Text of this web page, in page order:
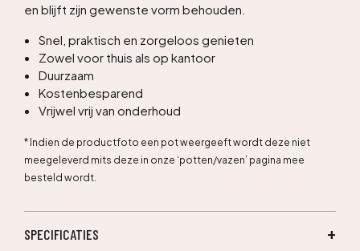
en blijft zijn gewenste vorm behouden.
Snel, praktisch en zorgeloos genieten
Zowel voor thuis als op kantoor
Duurzaam
Kostenbesparend
Vrijwel vrij van onderhoud
* Indien de productfoto een pot weergeeft wordt deze niet
meegeleverd mits deze in onze ‘potten/vazen’ pagina mee
besteld wordt.
SPECIFICATIES